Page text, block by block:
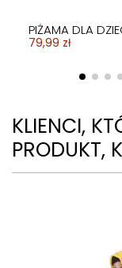
PIŻAMA DLA
79,99 zł
KLIENCI,
PRODUKT,